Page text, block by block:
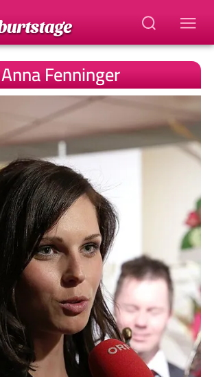
Anna Fenninger